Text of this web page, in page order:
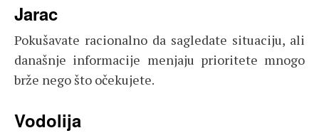
Jarac
Pokušavate racionalno da sagledate situaciju, ali
današnje informacije menjaju prioritete mnogo
brže nego što očekujete.
Vodolija